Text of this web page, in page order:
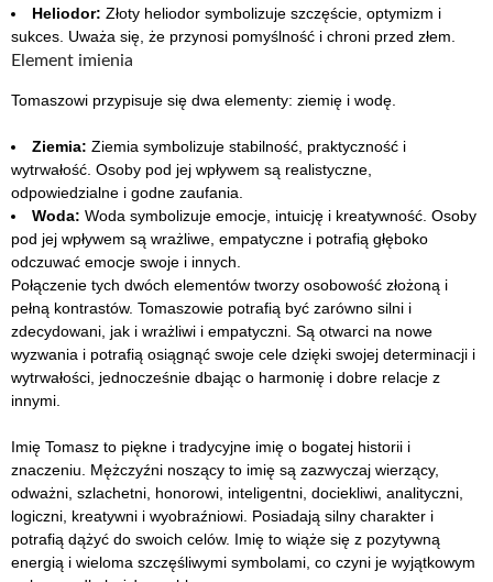
Heliodor: Złoty heliodor symbolizuje szczęście, optymizm i
sukces. Uważa się, że przynosi pomyślność i chroni przed złem.
Element imienia
Tomaszowi przypisuje się dwa elementy: ziemię i wodę.
Ziemia: Ziemia symbolizuje stabilność, praktyczność i
wytrwałość. Osoby pod jej wpływem są realistyczne,
odpowiedzialne i godne zaufania.
Woda: Woda symbolizuje emocje, intuicję i kreatywność. Osoby
pod jej wpływem są wrażliwe, empatyczne i potrafią głęboko
odczuwać emocje swoje i innych.
Połączenie tych dwóch elementów tworzy osobowość złożoną i
pełną kontrastów. Tomaszowie potrafią być zarówno silni i
zdecydowani, jak i wrażliwi i empatyczni. Są otwarci na nowe
wyzwania i potrafią osiągnąć swoje cele dzięki swojej determinacji i
wytrwałości, jednocześnie dbając o harmonię i dobre relacje z
innymi.
Imię Tomasz to piękne i tradycyjne imię o bogatej historii i
znaczeniu. Mężczyźni noszący to imię są zazwyczaj wierzący,
odważni, szlachetni, honorowi, inteligentni, dociekliwi, analityczni,
logiczni, kreatywni i wyobraźniowi. Posiadają silny charakter i
potrafią dążyć do swoich celów. Imię to wiąże się z pozytywną
energią i wieloma szczęśliwymi symbolami, co czyni je wyjątkowym